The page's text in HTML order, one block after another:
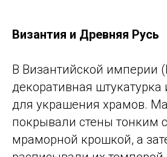
Византия и Древняя Русь
В Византийской империи
декоративная штукатурка
для украшения храмов.
покрывали стены тонким
мраморной крошкой, а